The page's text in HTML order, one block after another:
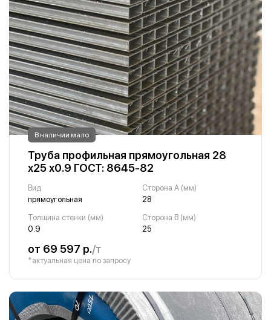
В наличии мало
Труба профильная прямоугольная 28
х25 х0.9 ГОСТ: 8645-82
Вид
прямоугольная
Сторона A (мм)
28
Толщина стенки (мм)
0.9
Сторона B (мм)
25
от 69 597 р./т
*актуальная цена по запросу